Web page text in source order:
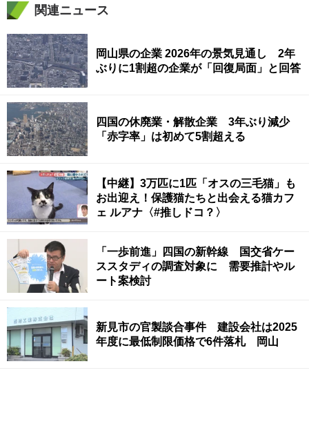
関連ニュース
岡山県の企業 2026年の景気見通し 2年
ぶりに1割超の企業が「回復局面」と回答
四国の休廃業・解散企業 3年ぶり減少
「赤字率」は初めて5割超える
【中継】3万匹に1匹「オスの三毛猫」も
お出迎え！保護猫たちと出会える猫カフ
ェ ルアナ〈#推しドコ？〉
「一歩前進」四国の新幹線 国交省ケー
ススタディの調査対象に 需要推計やル
ート案検討
新見市の官製談合事件 建設会社は2025
年度に最低制限価格で6件落札 岡山